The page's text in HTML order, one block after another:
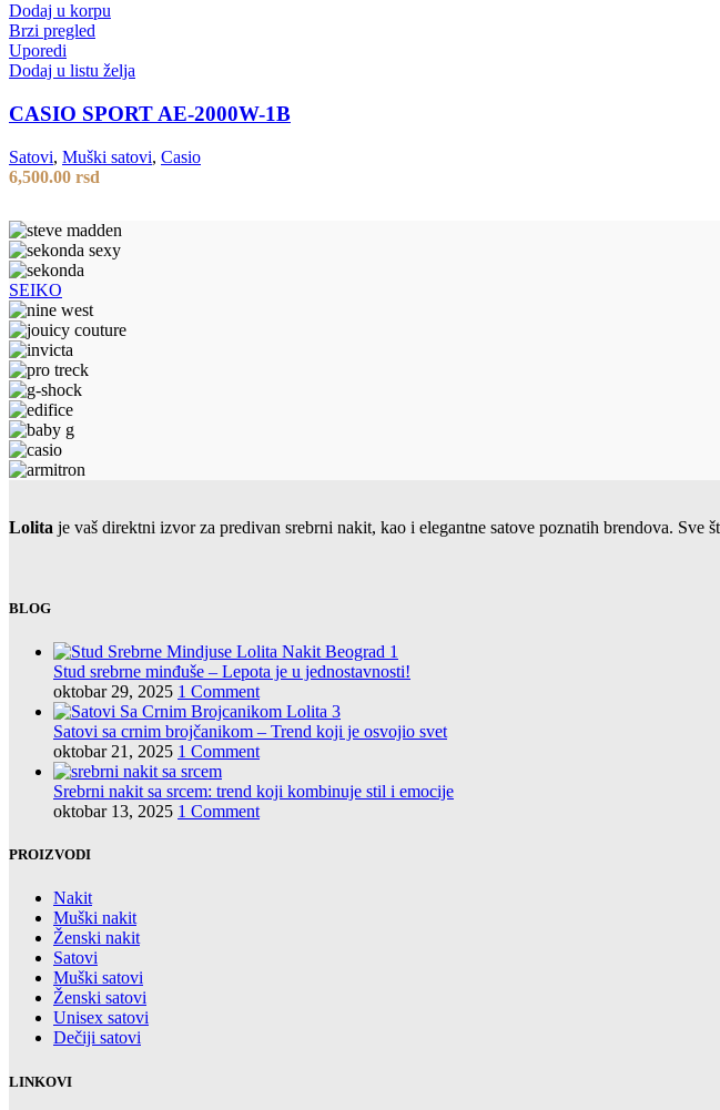
Dodaj u korpu
Brzi pregled
Uporedi
Dodaj u listu želja
CASIO SPORT AE-2000W-1B
Satovi, Muški satovi, Casio
6,500.00 rsd
SEIKO
Lolita je vaš direktni izvor za predivan srebrni nakit, kao i elegantne satove poznatih brendova. Sve
BLOG
Stud srebrne minđuše – Lepota je u jednostavnosti!
oktobar 29, 2025 1 Comment
Satovi sa crnim brojčanikom – Trend koji je osvojio svet
oktobar 21, 2025 1 Comment
Srebrni nakit sa srcem: trend koji kombinuje stil i emocije
oktobar 13, 2025 1 Comment
PROIZVODI
Nakit
Muški nakit
Ženski nakit
Satovi
Muški satovi
Ženski satovi
Unisex satovi
Dečiji satovi
LINKOVI